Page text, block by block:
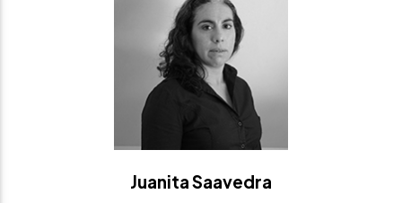
Juanita Saavedra